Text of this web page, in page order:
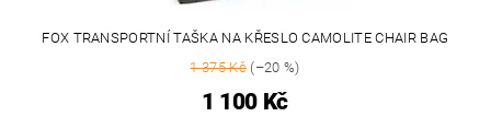
FOX TRANSPORTNÍ TAŠKA NA KŘESLO CAMOLITE CHAIR BAG
1 375 Kč (–20 %)
1 100 Kč